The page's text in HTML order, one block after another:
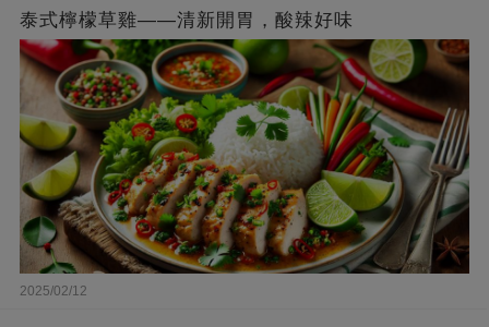
泰式檸檬草雞——清新開胃，酸辣好味
2025/02/12